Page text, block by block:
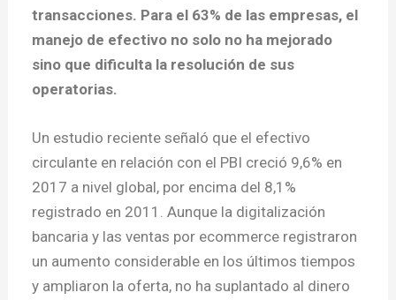
transacciones. Para el 63% de las empresas, el
manejo de efectivo no solo no ha mejorado
sino que dificulta la resolución de sus
operatorias.
Un estudio reciente señaló que el efectivo
circulante en relación con el PBI creció 9,6% en
2017 a nivel global, por encima del 8,1%
registrado en 2011. Aunque la digitalización
bancaria y las ventas por ecommerce registraron
un aumento considerable en los últimos tiempos
y ampliaron la oferta, no ha suplantado al dinero